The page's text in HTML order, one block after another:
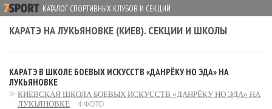
КАТАЛОГ СПОРТИВНЫХ КЛУБОВ И СЕКЦИЙ
КАРАТЭ НА ЛУКЬЯНОВКЕ (КИЕВ). СЕКЦИИ И ШКОЛЫ
КАРАТЭ В ШКОЛЕ БОЕВЫХ ИСКУССТВ «ДАНРЁКУ НО ЭДА» НА
ЛУКЬЯНОВКЕ
КИЕВСКАЯ ШКОЛА БОЕВЫХ ИСКУССТВ «ДАНРЁКУ НО ЭДА» НА
ЛУКЬЯНОВКЕ
4 ФОТО